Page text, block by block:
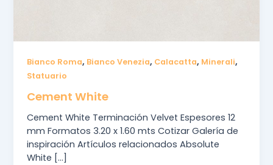
Bianco Roma, Bianco Venezia, Calacatta, Minerali,
Statuario
Cement White
Cement White Terminación Velvet Espesores 12
mm Formatos 3.20 x 1.60 mts Cotizar Galería de
inspiración Artículos relacionados Absolute
White […]